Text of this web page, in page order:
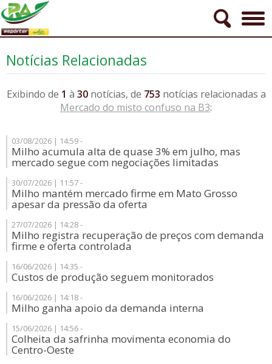
Notícias Relacionadas
Exibindo de 1 à 30notícias, de 753 notícias relacionadas a
Mercado do misto confuso na B3:
03/08/2026 | 14:59 -
Milho acumula alta de quase 3% em julho, mas
mercado segue com negociações limitadas
30/07/2026 | 11:57 -
Milho mantém mercado firme em Mato Grosso
apesar da pressão da oferta
27/07/2026 | 14:28 -
Milho registra recuperação de preços com demanda
firme e oferta controlada
16/06/2026 | 14:35 -
Custos de produção seguem monitorados
16/06/2026 | 14:18 -
Milho ganha apoio da demanda interna
15/06/2026 | 14:56 -
Colheita da safrinha movimenta economia do
Centro-Oeste